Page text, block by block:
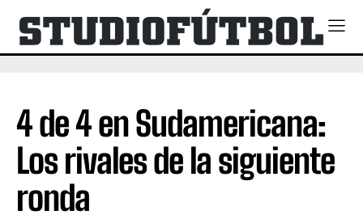
4 de 4 en Sudamericana:
Los rivales de la siguiente
ronda